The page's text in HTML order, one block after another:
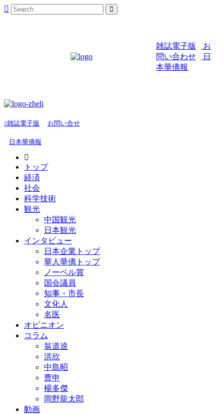
雑誌電子版
お
問い合わせ
日
本華僑報
雑誌電子版 お問い合せ
日本華僑報
トップ
経済
社会
科学技術
観光
中国観光
日本観光
インタビュー
日本企業トップ
華人華僑トップ
ノーベル賞
国会議員
知事・市長
文化人
名医
オピニオン
コラム
翁道逵
洪欣
中島昭
曹申
楊多傑
岡野龍太郎
動画